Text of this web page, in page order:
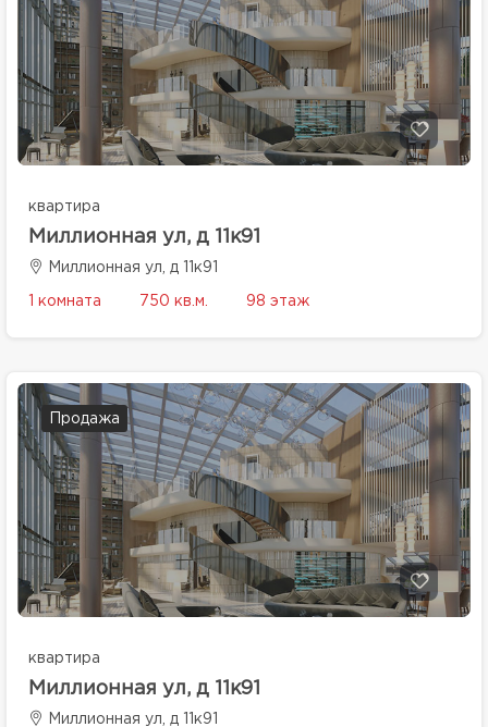
квартира
Миллионная ул, д 11к91
Миллионная ул, д 11к91
1 комната 750 кв.м. 98 этаж
Продажа
квартира
Миллионная ул, д 11к91
Миллионная ул, д 11к91